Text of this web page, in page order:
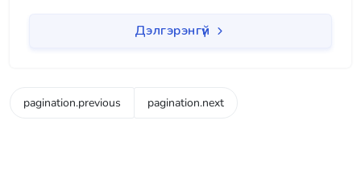
Дэлгэрэнгүй
pagination.previous pagination.next